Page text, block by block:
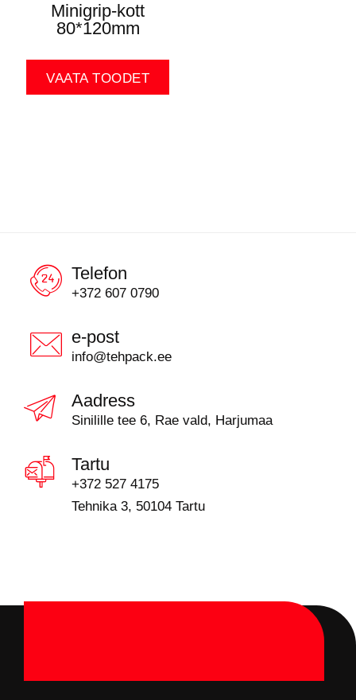
Minigrip-kott
80*120mm
VAATA TOODET
Telefon
+372 607 0790
e-post
info@tehpack.ee
Aadress
Sinilille tee 6, Rae vald, Harjumaa
Tartu
+372 527 4175
Tehnika 3, 50104 Tartu